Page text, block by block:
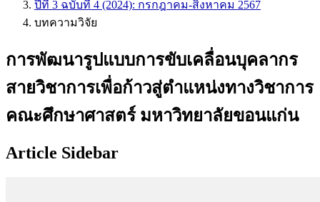
ปีที่ 3 ฉบับที่ 4 (2024): กรกฎาคม-สิงหาคม 2567
บทความวิจัย
การพัฒนารูปแบบการขับเคลื่อนบุคลากร
สายวิชาการเพื่อก้าวสู่ตำแหน่งทางวิชาการ
คณะศึกษาศาสตร์ มหาวิทยาลัยขอนแก่น
Article Sidebar